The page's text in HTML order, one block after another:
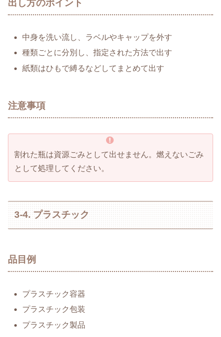
出し方のポイント
中身を洗い流し、ラベルやキャップを外す
種類ごとに分別し、指定された方法で出す
紙類はひもで縛るなどしてまとめて出す
注意事項
割れた瓶は資源ごみとして出せません。燃えないごみ
として処理してください。
3-4. プラスチック
品目例
プラスチック容器
プラスチック包装
プラスチック製品